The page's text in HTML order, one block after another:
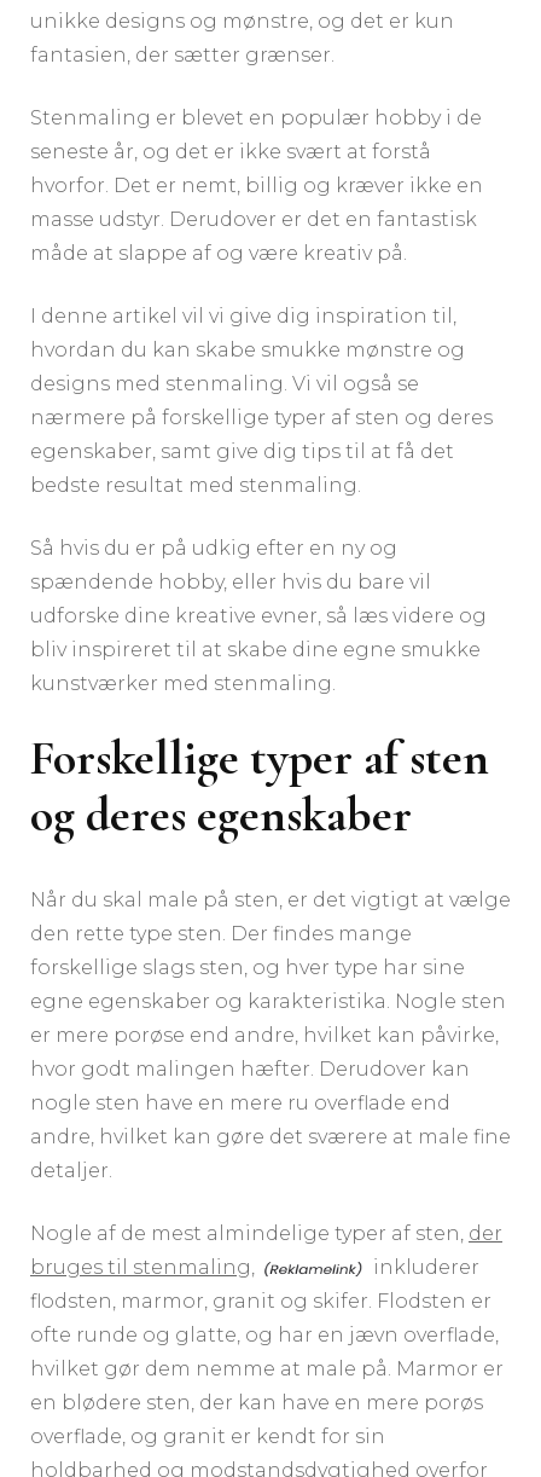
unikke designs og mønstre, og det er kun
fantasien, der sætter grænser.
Stenmaling er blevet en populær hobby i de
seneste år, og det er ikke svært at forstå
hvorfor. Det er nemt, billig og kræver ikke en
masse udstyr. Derudover er det en fantastisk
måde at slappe af og være kreativ på.
I denne artikel vil vi give dig inspiration til,
hvordan du kan skabe smukke mønstre og
designs med stenmaling. Vi vil også se
nærmere på forskellige typer af sten og deres
egenskaber, samt give dig tips til at få det
bedste resultat med stenmaling.
Så hvis du er på udkig efter en ny og
spændende hobby, eller hvis du bare vil
udforske dine kreative evner, så læs videre og
bliv inspireret til at skabe dine egne smukke
kunstværker med stenmaling.
Forskellige typer af sten
og deres egenskaber
Når du skal male på sten, er det vigtigt at vælge
den rette type sten. Der findes mange
forskellige slags sten, og hver type har sine
egne egenskaber og karakteristika. Nogle sten
er mere porøse end andre, hvilket kan påvirke,
hvor godt malingen hæfter. Derudover kan
nogle sten have en mere ru overflade end
andre, hvilket kan gøre det sværere at male fine
detaljer.
Nogle af de mest almindelige typer af sten, der
bruges til stenmaling,
inkluderer
flodsten, marmor, granit og skifer. Flodsten er
ofte runde og glatte, og har en jævn overflade,
hvilket gør dem nemme at male på. Marmor er
en blødere sten, der kan have en mere porøs
overflade, og granit er kendt for sin
holdbarhed og modstandsdygtighed overfor